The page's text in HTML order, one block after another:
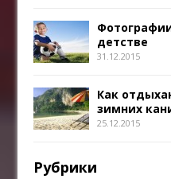
детстве
31.12.2015
Как
зимних
25.12.2015
Рубрики